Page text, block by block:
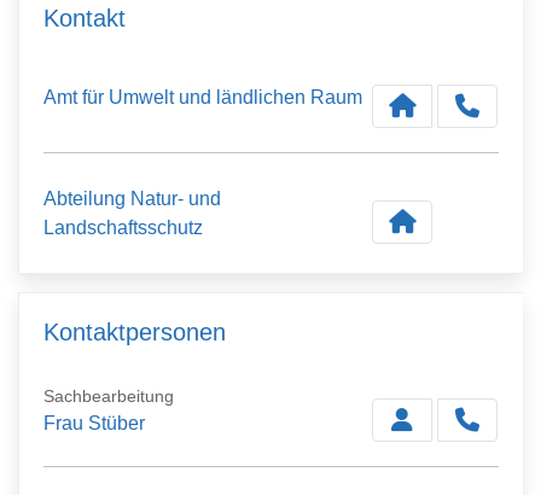
Kontakt
Amt für Umwelt und ländlichen Raum
Abteilung Natur- und
Landschaftsschutz
Kontaktpersonen
Sachbearbeitung
Frau Stüber